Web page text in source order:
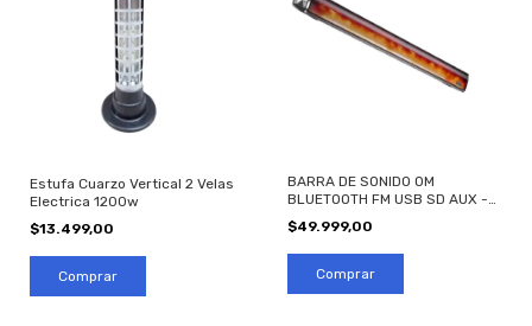
Estufa Cuarzo Vertical 2 Velas
Electrica 1200w
$13.499,00
BARRA DE SONIDO OM
BLUETOOTH FM USB SD AUX -
$49.999,00